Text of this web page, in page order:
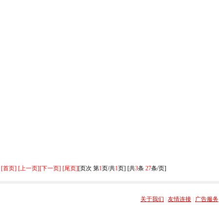
[首页] [上一页][下一页] [尾页][页次 第1页/共1页] [共3条 27条/页]
关于我们
友情连接 广告服务